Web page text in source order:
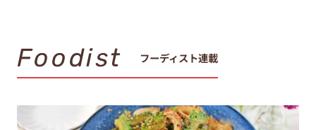
Foodist フーディスト連載